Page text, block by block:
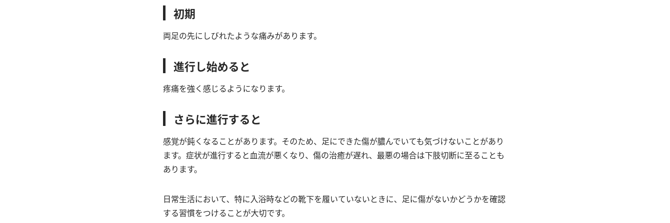
初期
両足の先にしびれたような痛みがあります。
進行し始めると
疼痛を強く感じるようになります。
さらに進行すると
感覚が鈍くなることがあります。そのため、足にできた傷が膿んでいても気づけないことがあり
ます。症状が進行すると血流が悪くなり、傷の治癒が遅れ、最悪の場合は下肢切断に至ることも
あります。
日常生活において、特に入浴時などの靴下を履いていないときに、足に傷がないかどうかを確認
する習慣をつけることが大切です。